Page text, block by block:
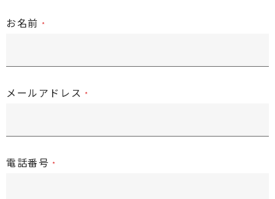
お名前
メールアドレス
電話番号